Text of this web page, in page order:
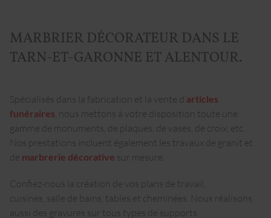
MARBRIER DÉCORATEUR DANS LE
TARN-ET-GARONNE ET ALENTOUR.
Spécialisés dans la fabrication et la vente d’ articles
funéraires , nous mettons à votre disposition toute une
gamme de monuments, de plaques, de vases, de croix, etc.
Nos prestations incluent également les travaux de granit et
de marbrerie décorative sur mesure.
Confiez-nous la création de vos plans de travail,
cuisines, salle de bains, tables et cheminées. Nous réalisons
aussi des gravures sur tous types de supports.